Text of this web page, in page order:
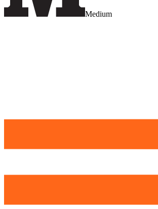
Medium